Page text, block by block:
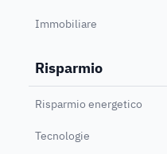
Immobiliare
Risparmio
Risparmio energetico
Tecnologie